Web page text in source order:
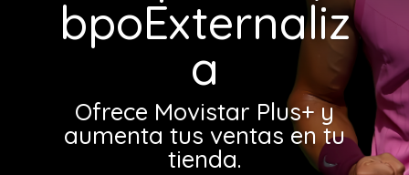
bpoExternaliz
a
Ofrece Movistar Plus+ y
aumenta tus ventas en tu
tienda.